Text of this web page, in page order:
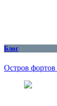
Блог
Остров фортов